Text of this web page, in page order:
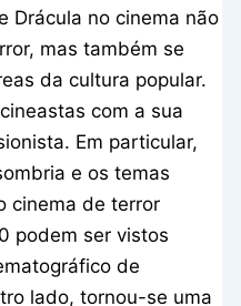
Drácula no cinema não
mas também se
da cultura popular.
com a sua
Em particular,
e os temas
cinema de terror
podem ser vistos
de
lado, tornou-se uma